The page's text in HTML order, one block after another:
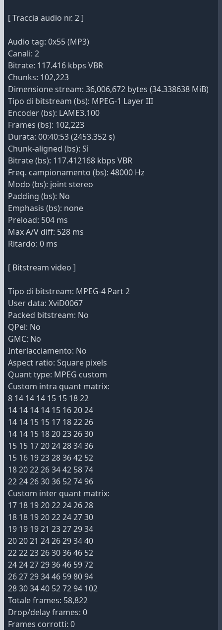
[ Traccia audio nr. 2 ]
Audio tag: 0x55 (MP3)
Canali: 2
Bitrate: 117.416 kbps VBR
Chunks: 102,223
Dimensione stream: 36,006,672 bytes (34.338638 MiB)
Tipo di bitstream (bs): MPEG-1 Layer III
Encoder (bs): LAME3.100
Frames (bs): 102,223
Durata: 00:40:53 (2453.352 s)
Chunk-aligned (bs): Sì
Bitrate (bs): 117.412168 kbps VBR
Freq. campionamento (bs): 48000 Hz
Modo (bs): joint stereo
Padding (bs): No
Emphasis (bs): none
Preload: 504 ms
Max A/V diff: 528 ms
Ritardo: 0 ms
[ Bitstream video ]
Tipo di bitstream: MPEG-4 Part 2
User data: XviD0067
Packed bitstream: No
QPel: No
GMC: No
Interlacciamento: No
Aspect ratio: Square pixels
Quant type: MPEG custom
Custom intra quant matrix:
8 14 14 14 15 15 18 22
14 14 14 14 15 16 20 24
14 14 15 15 17 18 22 26
14 14 15 18 20 23 26 30
15 15 17 20 24 28 34 36
15 16 19 23 28 36 42 52
18 20 22 26 34 42 58 74
22 24 26 30 36 52 74 96
Custom inter quant matrix:
17 18 19 20 22 24 26 28
18 18 19 20 22 24 27 30
19 19 19 21 23 27 29 34
20 20 21 24 26 29 34 40
22 22 23 26 30 36 46 52
24 24 27 29 36 46 59 72
26 27 29 34 46 59 80 94
28 30 34 40 52 72 94 102
Totale frames: 58,822
Drop/delay frames: 0
Frames corrotti: 0